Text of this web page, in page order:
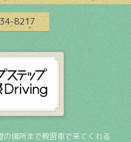
8217
場所まで教習車で来てくれる